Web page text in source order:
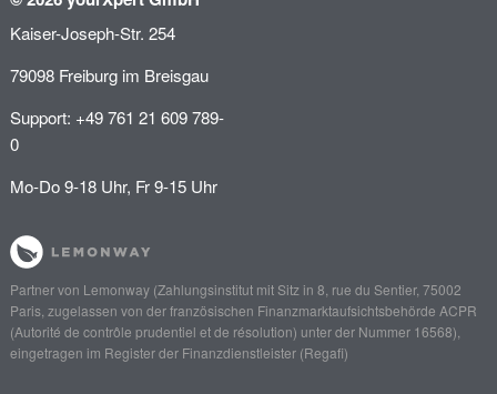
Kaiser-Joseph-Str. 254
79098 Freiburg im Breisgau
Support: +49 761 21 609 789-
0
Mo-Do 9-18 Uhr, Fr 9-15 Uhr
Partner von Lemonway(Zahlungsinstitut mit Sitz in 8, rue du Sentier, 75002
Paris, zugelassen von der französischen Finanzmarktaufsichtsbehörde ACPR
(Autorité de contrôle prudentiel et de résolution) unter der Nummer 16568),
eingetragen im Register der Finanzdienstleister (Regafi)